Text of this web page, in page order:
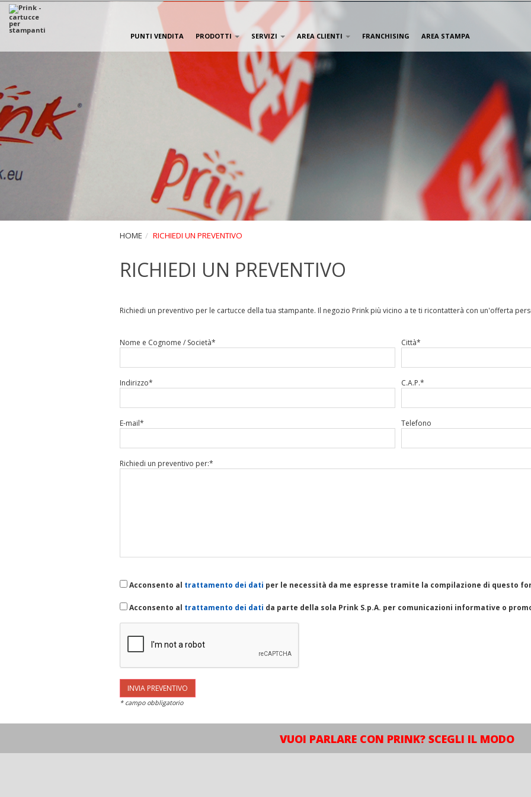
PUNTI VENDITA PRODOTTI SERVIZI AREA CLIENTI FRANCHISING AREA STAMPA
HOME RICHIEDI UN PREVENTIVO
RICHIEDI UN PREVENTIVO
Richiedi un preventivo per le cartucce della tua stampante. Il negozio Prink più vicino a te ti ricontatterà con un'offerta
Nome e Cognome / Società* Città*
Indirizzo* C.A.P.*
E-mail* Telefono
Richiedi un preventivo per:*
Acconsento al trattamento dei dati per le necessità da me espresse tramite la compilazione di questo
Acconsento al trattamento dei dati da parte della sola Prink S.p.A. per comunicazioni informative o
* campo obbligatorio
VUOI PARLARE CON PRINK? SCEGLI IL MODO